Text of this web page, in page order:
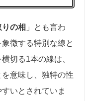
の相 」とも言わ
徴する特別な線と
切る1本の線は、
意味し、独特の性
いとされていま